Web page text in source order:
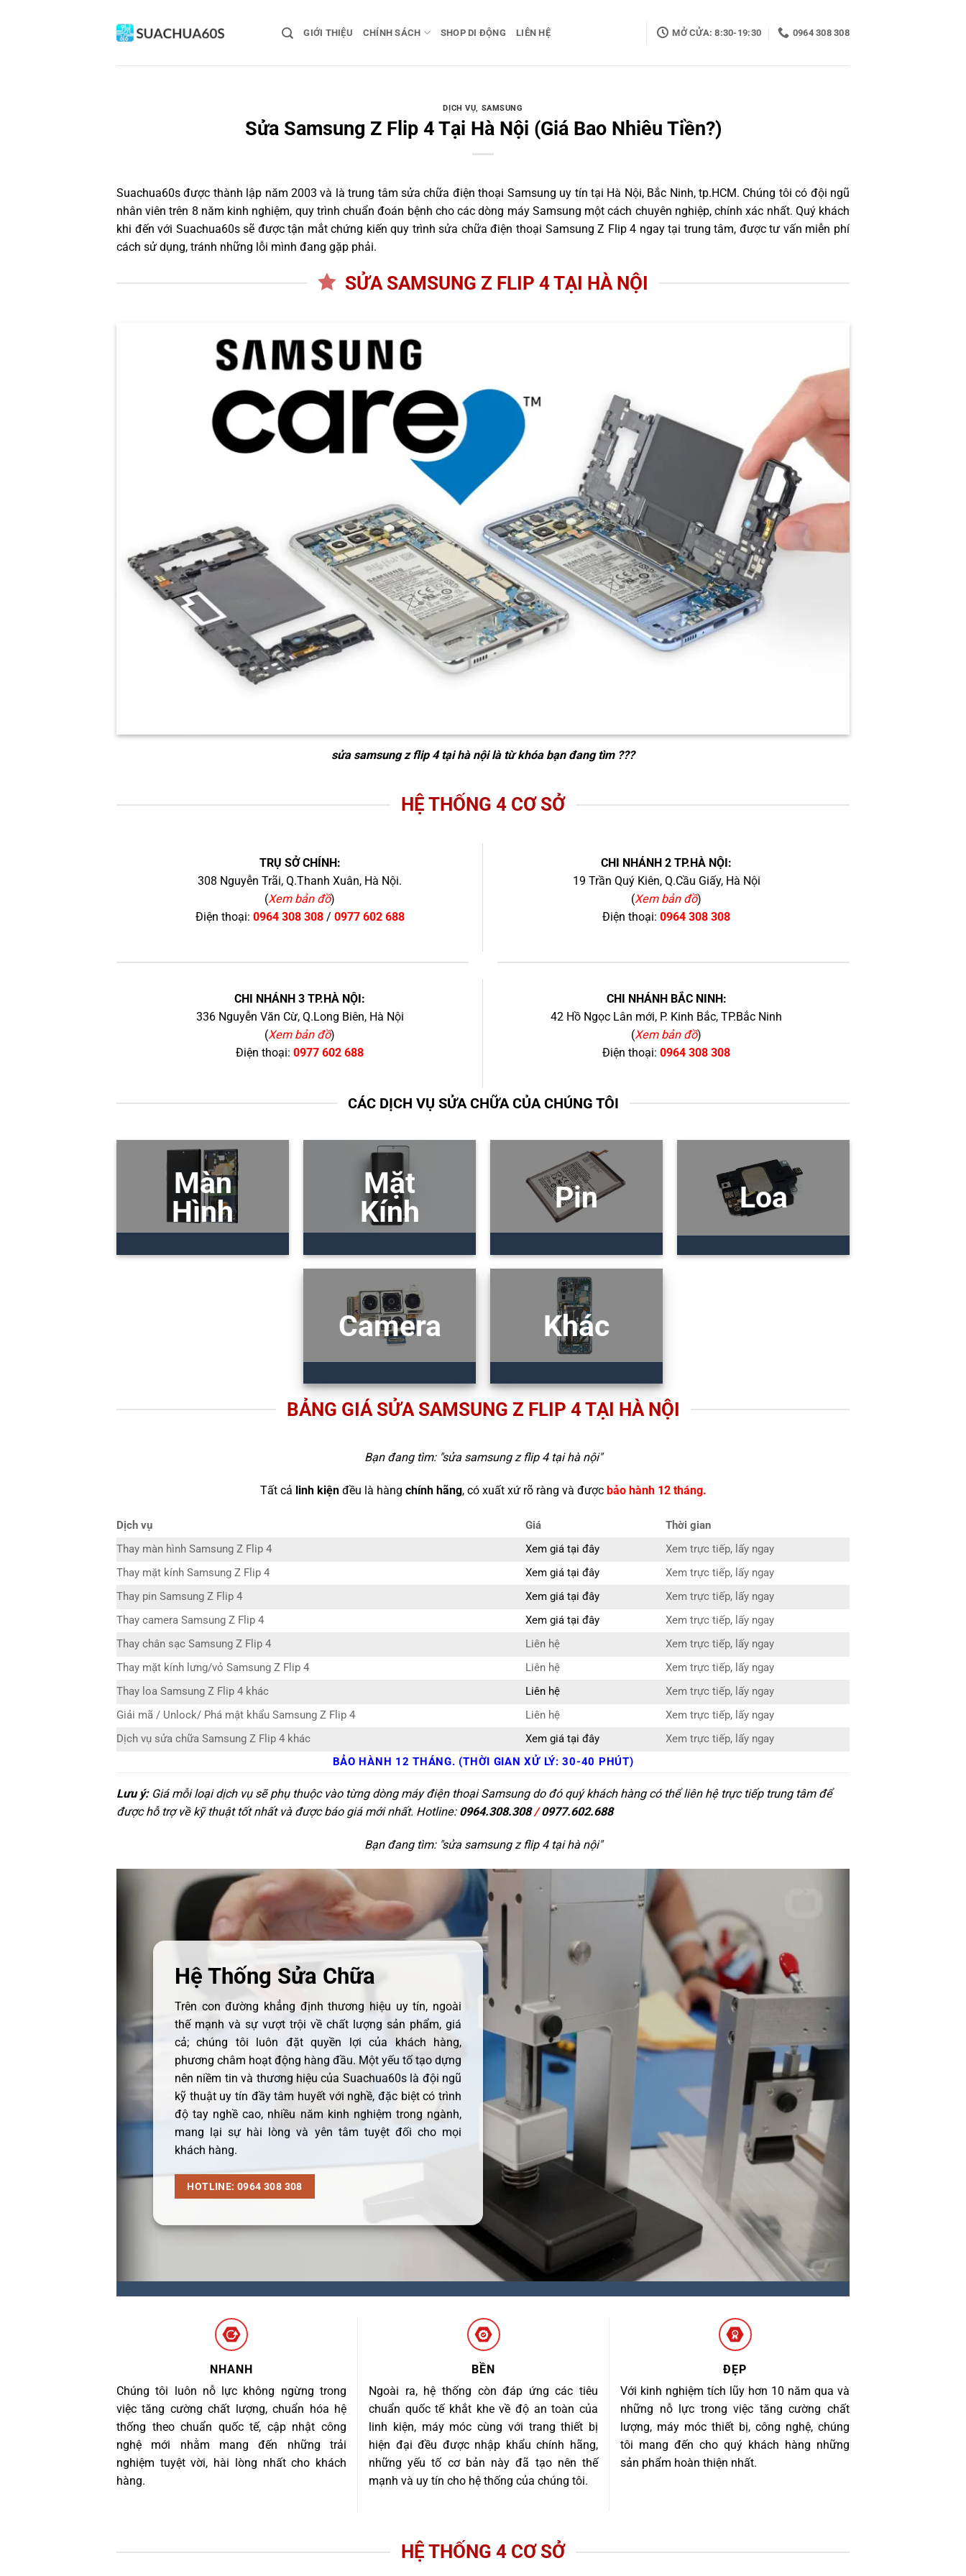
GIỚI THIỆU CHÍNH SÁCH SHOP DI ĐỘNG LIÊN HỆ MỞ CỬA: 8:30-19:30 0964 308 308
DỊCH VỤ, SAMSUNG
Sửa Samsung Z Flip 4 Tại Hà Nội (Giá Bao Nhiêu Tiền?)
Suachua60s được thành lập năm 2003 và là trung tâm sửa chữa điện thoại Samsung uy tín tại Hà Nội, Bắc Ninh, tp.HCM. Chúng tôi có đội ngũ
nhân viên trên 8 năm kinh nghiệm, quy trình chuẩn đoán bệnh cho các dòng máy Samsung một cách chuyên nghiệp, chính xác nhất. Quý khách
khi đến với Suachua60s sẽ được tận mắt chứng kiến quy trình sửa chữa điện thoại Samsung Z Flip 4 ngay tại trung tâm, được tư vấn miễn phí
cách sử dụng, tránh những lỗi mình đang gặp phải.
SỬA SAMSUNG Z FLIP 4 TẠI HÀ NỘI
sửa samsung z flip 4 tại hà nộilà từ khóa bạn đang tìm ???
HỆ THỐNG 4 CƠ SỞ
TRỤ SỞ CHÍNH:
308 Nguyễn Trãi, Q.Thanh Xuân, Hà Nội.
(Xem bản đồ)
Điện thoại: 0964 308 308/ 0977 602 688
CHI NHÁNH 2 TP.HÀ NỘI:
19 Trần Quý Kiên, Q.Cầu Giấy, Hà Nội
(Xem bản đồ)
Điện thoại: 0964 308 308
CHI NHÁNH 3 TP.HÀ NỘI:
336 Nguyễn Văn Cừ, Q.Long Biên, Hà Nội
(Xem bản đồ)
Điện thoại: 0977 602 688
CHI NHÁNH BẮC NINH:
42 Hồ Ngọc Lân mới, P. Kinh Bắc, TP.Bắc Ninh
(Xem bản đồ)
Điện thoại: 0964 308 308
CÁC DỊCH VỤ SỬA CHỮA CỦA CHÚNG TÔI
Màn
Hình
Mặt
Kính
Pin Loa
Camera Khác
BẢNG GIÁ SỬA SAMSUNG Z FLIP 4 TẠI HÀ NỘI
Bạn đang tìm: "sửa samsung z flip 4 tại hà nội"
Tất cả linh kiệnđều là hàng chính hãng, có xuất xứ rõ ràng và được bảo hành 12 tháng.
Dịch vụ Giá
Thời gian
Thay màn hình Samsung Z Flip 4
Xem giá tại đây
Xem trực tiếp, lấy ngay
Thay mặt kính Samsung Z Flip 4
Xem giá tại đây
Xem trực tiếp, lấy ngay
Thay pin Samsung Z Flip 4
Xem giá tại đây
Xem trực tiếp, lấy ngay
Thay camera Samsung Z Flip 4
Xem giá tại đây
Xem trực tiếp, lấy ngay
Thay chân sạc Samsung Z Flip 4
Liên hệ
Xem trực tiếp, lấy ngay
Thay mặt kính lưng/vỏ Samsung Z Flip 4
Liên hệ
Xem trực tiếp, lấy ngay
Thay loa Samsung Z Flip 4 khác
Liên hệ
Xem trực tiếp, lấy ngay
Giải mã / Unlock/ Phá mật khẩu Samsung Z Flip 4
Liên hệ
Xem trực tiếp, lấy ngay
Dịch vụ sửa chữa Samsung Z Flip 4 khác
Xem giá tại đây
Xem trực tiếp, lấy ngay
BẢO HÀNH 12 THÁNG. (THỜI GIAN XỬ LÝ: 30-40 PHÚT)
Lưu ý:Giá mỗi loại dịch vụ sẽ phụ thuộc vào từng dòng máy điện thoại Samsung do đó quý khách hàng có thể liên hệ trực tiếp trung tâm để
được hỗ trợ về kỹ thuật tốt nhất và được báo giá mới nhất. Hotline: 0964.308.308/0977.602.688
Bạn đang tìm: "sửa samsung z flip 4 tại hà nội"
Hệ Thống Sửa Chữa
Trên con đường khẳng định thương hiệu uy tín, ngoài
thế mạnh và sự vượt trội về chất lượng sản phẩm, giá
cả; chúng tôi luôn đặt quyền lợi của khách hàng,
phương châm hoạt động hàng đầu. Một yếu tố tạo dựng
nên niềm tin và thương hiệu của Suachua60s là đội ngũ
kỹ thuật uy tín đầy tâm huyết với nghề, đặc biệt có trình
độ tay nghề cao, nhiều năm kinh nghiệm trong ngành,
mang lại sự hài lòng và yên tâm tuyệt đối cho mọi
khách hàng.
HOTLINE: 0964 308 308
NHANH
Chúng tôi luôn nỗ lực không ngừng trong
việc tăng cường chất lượng, chuẩn hóa hệ
thống theo chuẩn quốc tế, cập nhật công
nghệ mới nhằm mang đến những trải
nghiệm tuyệt vời, hài lòng nhất cho khách
hàng.
BỀN
Ngoài ra, hệ thống còn đáp ứng các tiêu
chuẩn quốc tế khắt khe về độ an toàn của
linh kiện, máy móc cùng với trang thiết bị
hiện đại đều được nhập khẩu chính hãng,
những yếu tố cơ bản này đã tạo nên thế
mạnh và uy tín cho hệ thống của chúng tôi.
ĐẸP
Với kinh nghiệm tích lũy hơn 10 năm qua và
những nỗ lực trong việc tăng cường chất
lượng, máy móc thiết bị, công nghệ, chúng
tôi mang đến cho quý khách hàng những
sản phẩm hoàn thiện nhất.
HỆ THỐNG 4 CƠ SỞ